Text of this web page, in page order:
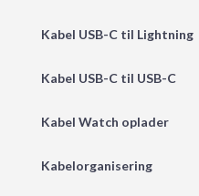
Kabel USB-C til Lightning
Kabel USB-C til USB-C
Kabel Watch oplader
Kabelorganisering